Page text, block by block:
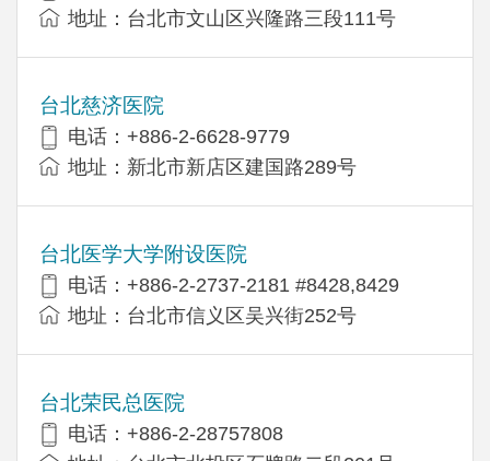
地址：台北市文山区兴隆路三段111号
台北慈济医院
电话：+886-2-6628-9779
地址：新北市新店区建国路289号
台北医学大学附设医院
电话：+886-2-2737-2181 #8428,8429
地址：台北市信义区吴兴街252号
台北荣民总医院
电话：+886-2-28757808